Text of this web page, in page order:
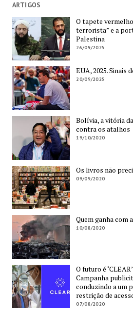
ARTIGOS
O tapete
terrorista” e a
Palestina
26/09/2025
EUA, 2025. Sinais
20/09/2025
Bolívia, a vitória
contra os atalhos
19/10/2020
Os livros não
09/09/2020
Quem ganha com
10/08/2020
O futuro é
Campanha
conduzindo a um
restrição de
07/08/2020